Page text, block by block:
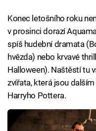
Konec letošního roku
v prosinci dorazí
spíš hudební dramata
hvězda) nebo krvavé
Halloween). Naštěstí tu
zvířata, která jsou
Harryho Pottera.